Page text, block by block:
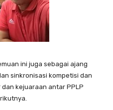
ini juga sebagai ajang
sinkronisasi kompetisi dan
kejuaraan antar PPLP